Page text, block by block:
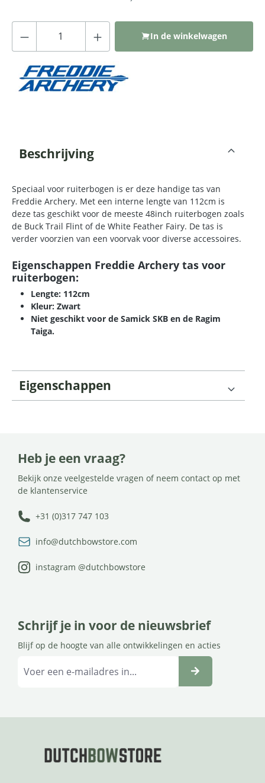
Producthoeveelheid: Voer de
In de winkelwagen
Beschrijving
Speciaal voor ruiterbogen is er deze handige tas van
Freddie Archery. Met een interne lengte van 112cm is
deze tas geschikt voor de meeste 48inch ruiterbogen zoals
de Buck Trail Flint of de White Feather Fairy. De tas is
verder voorzien van een voorvak voor diverse accessoires.
Eigenschappen Freddie Archery tas voor
ruiterbogen:
Lengte: 112cm
Kleur: Zwart
Niet geschikt voor de Samick SKB en de Ragim
Taiga.
Eigenschappen
Heb je een vraag?
Bekijk onze veelgestelde vragen of neem contact op met
de klantenservice
+31 (0)317 747 103
info@dutchbowstore.com
instagram @dutchbowstore
Schrijf je in voor de nieuwsbrief
Blijf op de hoogte van alle ontwikkelingen en acties